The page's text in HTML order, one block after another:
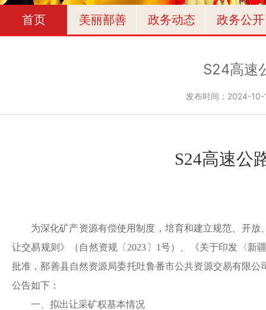
首页 美丽鄯善 政务动态 政务公开
S24高速
发布时间： 2024-10-
S24高速公
为深化矿产资源有偿使用制度，培育和建立规范、开
让交易规则》（自然资规〔 2023〕1号）、《关于印发〈新
批准，鄯善县自然资源局委托吐鲁番市公共资源交易有限公
公告如下：
一、拟出让采矿权基本情况